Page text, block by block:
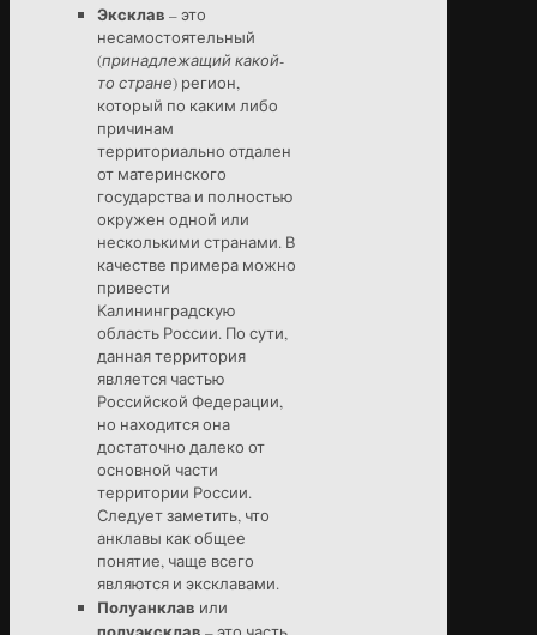
Эксклав – это
несамостоятельный
(принадлежащий какой-
то стране) регион,
который по каким либо
причинам
территориально отдален
от материнского
государства и полностью
окружен одной или
несколькими странами. В
качестве примера можно
привести
Калининградскую
область России. По сути,
данная территория
является частью
Российской Федерации,
но находится она
достаточно далеко от
основной части
территории России.
Следует заметить, что
анклавы как общее
понятие, чаще всего
являются и эксклавами.
Полуанклав или
полуэксклав